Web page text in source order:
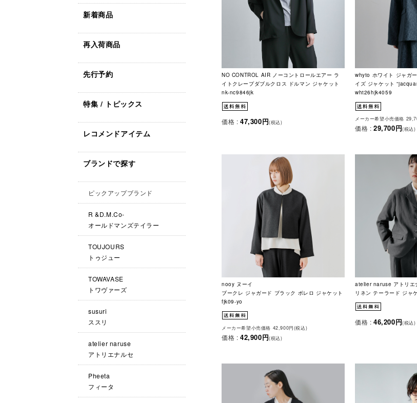
新着商品
再入荷商品
先行予約
特集 / トピックス
レコメンドアイテム
ブランドで探す
ピックアップブランド
R &D.M.Co-
オールドマンズテイラー
TOUJOURS
トゥジュー
TOWAVASE
トワヴァーズ
susuri
ススリ
atelier naruse
アトリエナルセ
Pheeta
フィータ
NO CONTROL AIR ノーコントロールエアー ラ
イトクレープダブルクロス ドルマン ジャケット
nk-nc9846jk
価格 : 47,300円(税込)
whyto ホワイト ジャガ
イズ ジャケット
wht26hjk4059
メーカー希望小売価格
価格 : 29,700円(税込)
nooy ヌーイ
ブークレ ジャガード ブラック ボレロ ジャケット
fjk09-yo
メーカー希望小売価格 42,900円(税込)
価格 : 42,900円(税込)
atelier naruse アトリエ
リネン テーラード ジャ
価格 : 46,200円(税込)